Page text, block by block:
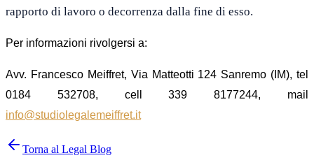
rapporto di lavoro o decorrenza dalla fine di esso.
Per informazioni rivolgersi a:
Avv. Francesco Meiffret, Via Matteotti 124 Sanremo (IM), tel
0184 532708, cell 339 8177244, mail
info@studiolegalemeiffret.it
Torna al Legal Blog